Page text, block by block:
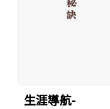
生涯導航-